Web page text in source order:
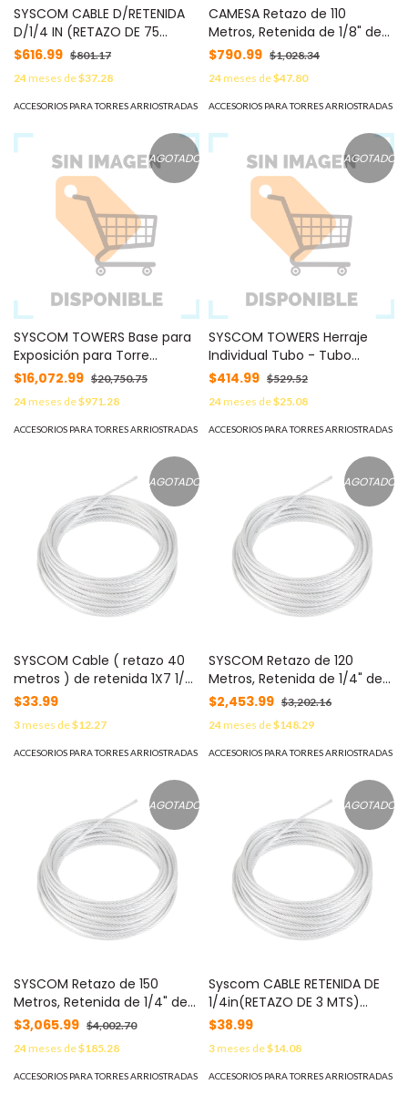
SYSCOM CABLE D/RETENIDA
D/1/4 IN (RETAZO DE 75
METROS) SRET635*75MTS
$616.99 $801.17
24meses de$37.28
ACCESORIOS PARA TORRES ARRIOSTRADAS
CAMESA Retazo de 110
Metros, Retenida de 1/8" de
Alta Resistencia, Galvanizado
clase A. MOD:
SRET318CAM*110MTS
$790.99 $1,028.34
24meses de$47.80
ACCESORIOS PARA TORRES ARRIOSTRADAS
AGOTADO
SYSCOM TOWERS Base para
Exposición para Torre
STZ45G. Logo SYSCOM. MOD:
EXPOBASETZ60
$16,072.99 $20,750.75
24meses de$971.28
ACCESORIOS PARA TORRES ARRIOSTRADAS
AGOTADO
SYSCOM TOWERS Herraje
Individual Tubo - Tubo
compatible con SBLUE-G.
MOD: S-BLUEG-BRA-1PZ
$414.99 $529.52
24meses de$25.08
ACCESORIOS PARA TORRES ARRIOSTRADAS
AGOTADO
SYSCOM Cable ( retazo 40
metros ) de retenida 1X7 1/8"
alta resistencia galvanizado
clase A MOD:
SRET318CAM*40MTS
$33.99
3meses de$12.27
ACCESORIOS PARA TORRES ARRIOSTRADAS
AGOTADO
SYSCOM Retazo de 120
Metros, Retenida de 1/4" de
Alta Resistencia, Galvanizado
clase A. MOD: S-RET-
635*120MTS
$2,453.99 $3,202.16
24meses de$148.29
ACCESORIOS PARA TORRES ARRIOSTRADAS
AGOTADO
SYSCOM Retazo de 150
Metros, Retenida de 1/4" de
Alta Resistencia, Galvanizado
clase A. MOD:
SRET635*150MTS
$3,065.99 $4,002.70
24meses de$185.28
ACCESORIOS PARA TORRES ARRIOSTRADAS
AGOTADO
Syscom CABLE RETENIDA DE
1/4in(RETAZO DE 3 MTS)
MOD: SRET635*3MTS
$38.99
3meses de$14.08
ACCESORIOS PARA TORRES ARRIOSTRADAS